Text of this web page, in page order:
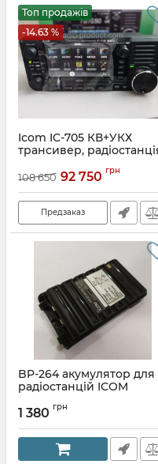
Топ продажів
-14.63 %
Icom IC-705 КВ+УКХ
трансивер,
Артикул: 1298317587
108 650 92 750 грн
Предзаказ
BP-264 акумулятор для
радіостанцій ICOM
1 380 грн